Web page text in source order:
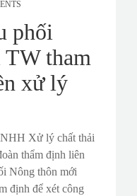
phối
tham
xử lý
Xử lý chất thải
thẩm định liên
Nông thôn mới
định để xét công